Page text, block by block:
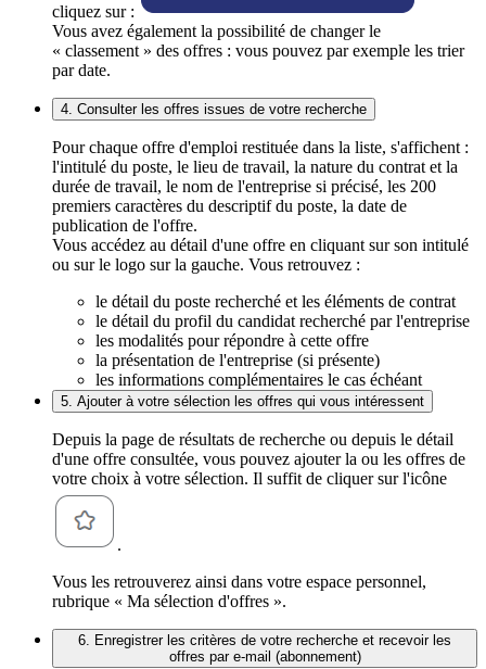
cliquez sur :
Vous avez également la possibilité de changer le
« classement » des offres : vous pouvez par exemple les trier
par date.
4. Consulter les offres issues de votre recherche
Pour chaque offre d'emploi restituée dans la liste, s'affichent :
l'intitulé du poste, le lieu de travail, la nature du contrat et la
durée de travail, le nom de l'entreprise si précisé, les 200
premiers caractères du descriptif du poste, la date de
publication de l'offre.
Vous accédez au détail d'une offre en cliquant sur son intitulé
ou sur le logo sur la gauche. Vous retrouvez :
le détail du poste recherché et les éléments de contrat
le détail du profil du candidat recherché par l'entreprise
les modalités pour répondre à cette offre
la présentation de l'entreprise (si présente)
les informations complémentaires le cas échéant
5. Ajouter à votre sélection les offres qui vous intéressent
Depuis la page de résultats de recherche ou depuis le détail
d'une offre consultée, vous pouvez ajouter la ou les offres de
votre choix à votre sélection. Il suffit de cliquer sur l'icône
.
Vous les retrouverez ainsi dans votre espace personnel,
rubrique « Ma sélection d'offres ».
6. Enregistrer les critères de votre recherche et recevoir les
offres par e-mail (abonnement)